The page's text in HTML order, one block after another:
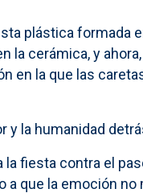
plástica
cerámica, y
en la que las
y la humanidad
fiesta contra el
que la emoción